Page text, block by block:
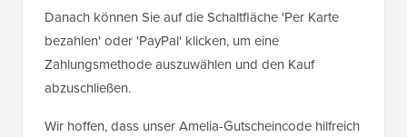
Danach können Sie auf die Schaltfläche 'Per Karte
bezahlen' oder 'PayPal' klicken, um eine
Zahlungsmethode auszuwählen und den Kauf
abzuschließen.
Wir hoffen, dass unser Amelia-Gutscheincode hilfreich